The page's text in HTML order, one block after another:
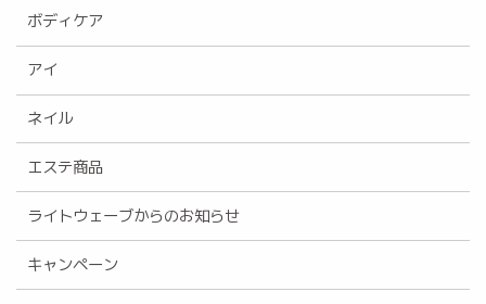
ボディケア
アイ
ネイル
エステ商品
ライトウェーブからのお知らせ
キャンペーン